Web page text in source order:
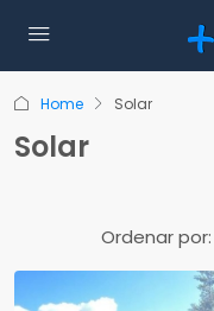
Home Solar
Solar
Ordenar por: